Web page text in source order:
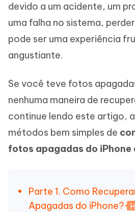
devido a um acidente, um
uma falha no sistema,
pode ser uma experiência
angustiante.
Se você teve fotos
nenhuma maneira de
continue lendo este artigo,
métodos bem simples de
fotos apagadas do iPhone
Parte 1. Como
Apagadas do iPhone?